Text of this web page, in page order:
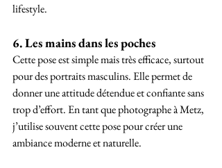
lifestyle.
6. Les mains dans les poches
Cette pose est simple mais très efficace, surtout
pour des portraits masculins. Elle permet de
donner une attitude détendue et confiante sans
trop d’effort. En tant que photographe à Metz,
j’utilise souvent cette pose pour créer une
ambiance moderne et naturelle.